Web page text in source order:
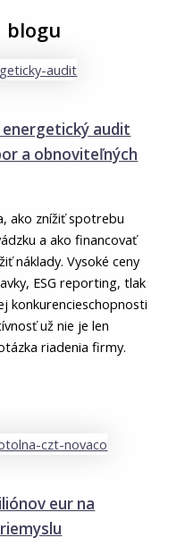
blogu
energetický audit
a obnoviteľných
ako znížiť spotrebu
a ako financovať
náklady. Vysoké ceny
ESG reporting, tlak
konkurencieschopnosti
už nie je len
riadenia firmy.
eur na